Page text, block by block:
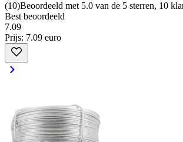
(10)Beoordeeld met 5.0 van de 5 sterren, 10
Best beoordeeld
7.09
Prijs: 7.09 euro